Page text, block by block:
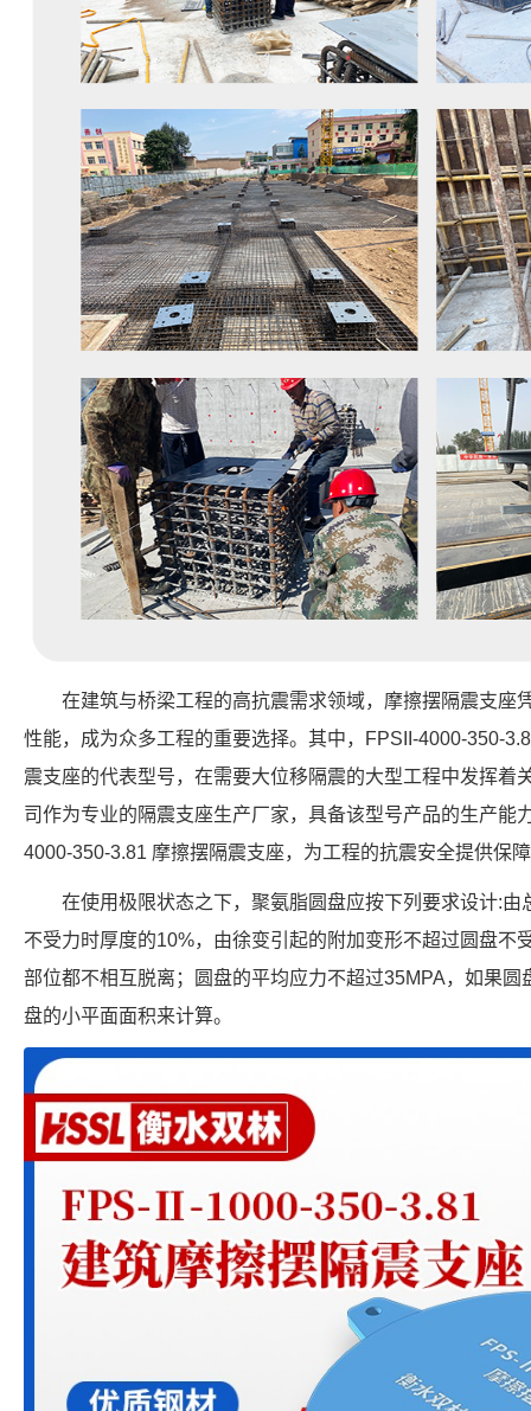
在建筑与桥梁工程的高抗震需求领域，摩擦摆隔震支座
性能，成为众多工程的重要选择。其中，FPSII-4000-350-
震支座的代表型号，在需要大位移隔震的大型工程中发挥着
司作为专业的隔震支座生产厂家，具备该型号产品的生产能
4000-350-3.81 摩擦摆隔震支座，为工程的抗震安全提供保
在使用极限状态之下，聚氨脂圆盘应按下列要求设计:
不受力时厚度的10%，由徐变引起的附加变形不超过圆盘不
部位都不相互脱离；圆盘的平均应力不超过35MPA，如果
盘的小平面面积来计算。